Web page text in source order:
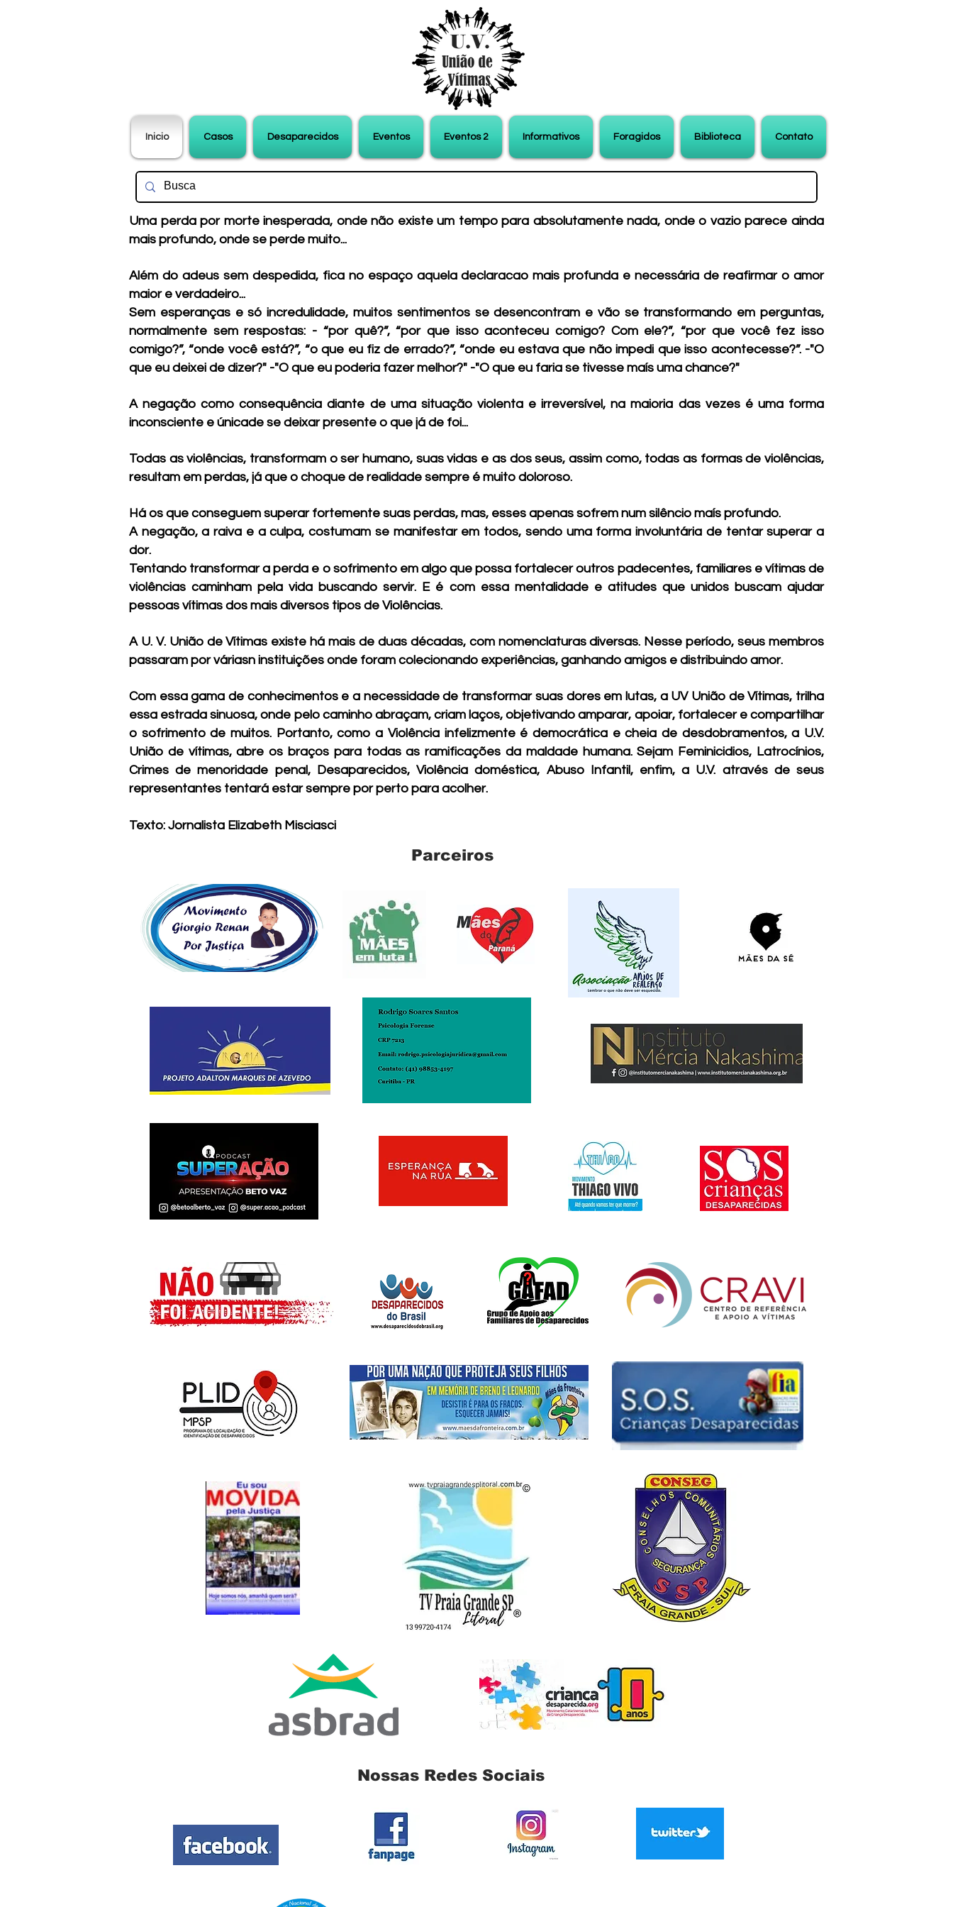
Inicio Casos Desaparecidos Eventos Eventos 2 Informativos Foragidos Biblioteca Contato
Uma perda por morte inesperada, onde não existe um tempo para absolutamente nada, onde o vazio parece ainda
mais profundo, onde se perde muito...
Além do adeus sem despedida, fica no espaço aquela declaracao mais profunda e necessária de reafirmar o amor
maior e verdadeiro...
Sem esperanças e só incredulidade, muitos sentimentos se desencontram e vão se transformando em perguntas,
normalmente sem respostas: - “por quê?”, “por que isso aconteceu comigo? Com ele?”, “por que você fez isso
comigo?”, “onde você está?”, “o que eu fiz de errado?”, “onde eu estava que não impedi que isso acontecesse?”. -"O
que eu deixei de dizer?" -"O que eu poderia fazer melhor?" -"O que eu faria se tivesse maís uma chance?"
A negação como consequência diante de uma situação violenta e irreversível, na maioria das vezes é uma forma
inconsciente e únicade se deixar presente o que já de foi...
Todas as violências, transformam o ser humano, suas vidas e as dos seus, assim como, todas as formas de violências,
resultam em perdas, já que o choque de realidade sempre é muito doloroso.
Há os que conseguem superar fortemente suas perdas, mas, esses apenas sofrem num silêncio maís profundo.
A negação, a raiva e a culpa, costumam se manifestar em todos, sendo uma forma involuntária de tentar superar a
dor.
Tentando transformar a perda e o sofrimento em algo que possa fortalecer outros padecentes, familiares e vítimas de
violências caminham pela vida buscando servir. E é com essa mentalidade e atitudes que unidos buscam ajudar
pessoas vítimas dos mais diversos tipos de Violências.
A U. V. União de Vítimas existe há mais de duas décadas, com nomenclaturas diversas. Nesse período, seus membros
passaram por váriasn instituições onde foram colecionando experiências, ganhando amigos e distribuindo amor.
Com essa gama de conhecimentos e a necessidade de transformar suas dores em lutas, a UV União de Vítimas, trilha
essa estrada sinuosa, onde pelo caminho abraçam, criam laços, objetivando amparar, apoiar, fortalecer e compartilhar
o sofrimento de muitos. Portanto, como a Violência infelizmente é democrática e cheia de desdobramentos, a U.V.
União de vítimas, abre os braços para todas as ramificações da maldade humana. Sejam Feminicidios, Latrocínios,
Crimes de menoridade penal, Desaparecidos, Violência doméstica, Abuso Infantil, enfim, a U.V. através de seus
representantes tentará estar sempre por perto para acolher.
Texto: Jornalista Elizabeth Misciasci
pARCEIROSParceiros
Nossas Redes Sociais